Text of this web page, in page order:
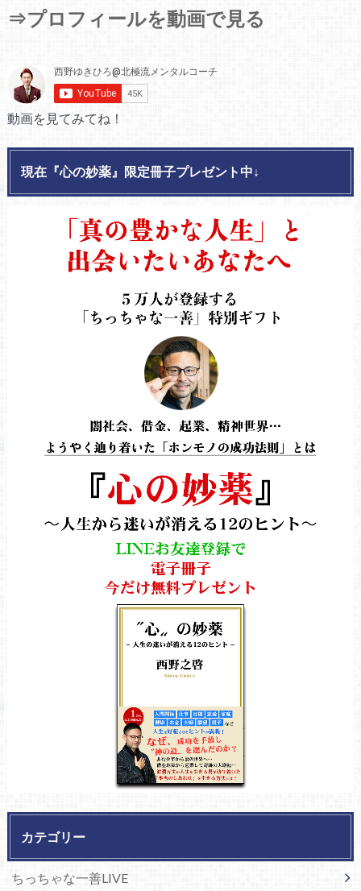
⇒プロフィールを動画で見る
動画を見てみてね！
現在『心の妙薬』限定冊子プレゼント中↓
カテゴリー
ちっちゃな一善LIVE